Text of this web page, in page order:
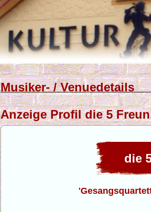
Musiker- / Venuedetails
Anzeige Profil die 5
die